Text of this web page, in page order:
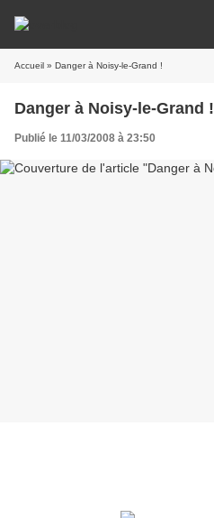
Accueil » Danger à Noisy-le-Grand !
Danger à Noisy-le-Grand !
Publié le 11/03/2008 à 23:50